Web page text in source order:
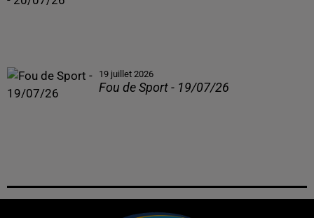
19 juillet 2026
Fou de Sport - 19/07/26